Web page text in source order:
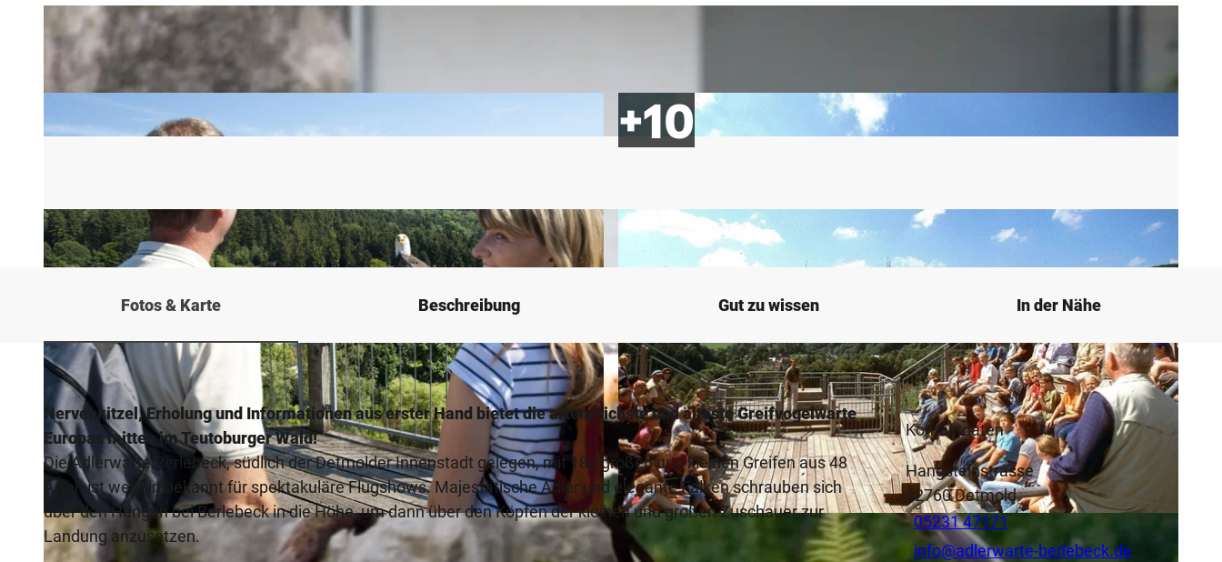
© A. Hub, Tourist-Information Lippe & Detmold © A. Hub, Tourist-Information Lippe & Detmold
Fotos & Karte Beschreibung Gut zu wissen In der Nähe
Nervenkitzel, Erholung und Informationen aus erster Hand bietet die artenreichste und älteste Greifvogelwarte
Europas mitten im Teutoburger Wald!
Die Adlerwarte Berlebeck, südlich der Detmolder Innenstadt gelegen, mit 180 großen und kleinen Greifen aus 48
Arten ist weithin bekannt für spektakuläre Flugshows. Majestätische Adler und elegante Falken schrauben sich
über den Hängen bei Berlebeck in die Höhe, um dann über den Köpfen der kleinen und großen Zuschauer zur
Landung anzusetzen.
Kontaktdaten
Hangsteinstrasse
32760Detmold
05231 47171
info@adlerwarte-berlebeck.de